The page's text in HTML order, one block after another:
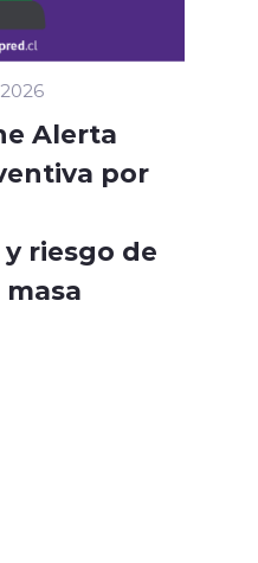
Alerta
por
riesgo de